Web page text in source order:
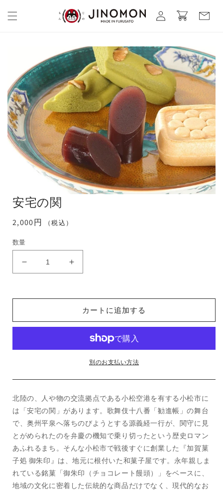
ンツに
進む
グ
イ
ー
安宅の関
通
価
2,000円 （税込）
数量
数
を
安
数
を
カートに追加する
別のお支払い方法
北陸の、人や物の交流拠点である小松空港を有する小松市に
は「安宅の関」があります。歌舞伎十八番「勧進帳」の舞台
で、奥州平泉へ落ちのびようとする源義経一行が、関守に見
とがめられたのを弁慶の機知で乗り切ったという歴史ロマン
あふれるまち。そんな小松市で戦後すぐに創業した『加賀菓
子処 御朱印』は、地元に根付いた和菓子屋です。永年親しま
れている銘菓「御朱印（チョコレート饅頭）」をベースに、
地域の文化に密着した伝統的な商品だけでなく、現代的なお